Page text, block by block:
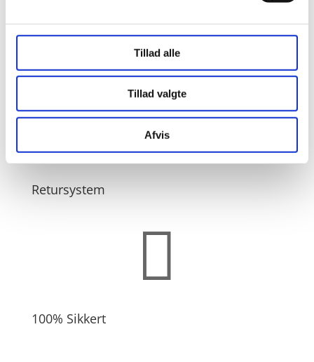
Tillad alle
Tillad valgte
Afvis

Retursystem

100% Sikkert